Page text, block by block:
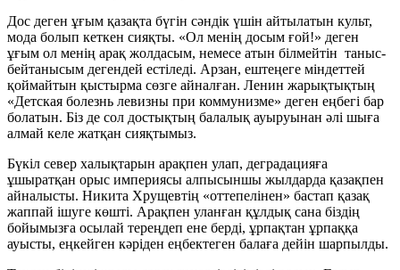
Дос деген ұғым қазақта бүгін сәндік үшін айтылатын культ,
мода болып кеткен сияқты. «Ол менің досым ғой!» деген
ұғым ол менің арақ жолдасым, немесе атын білмейтін таныс-
бейтанысым дегендей естіледі. Арзан, ештеңеге міндеттей
қоймайтын қыстырма сөзге айналған. Ленин жарықтықтың
«Детская болезнь левизны при коммунизме» деген еңбегі бар
болатын. Біз де сол достықтың балалық ауыруынан әлі шыға
алмай келе жатқан сияқтымыз.
Бүкіл север халықтарын арақпен улап, деградацияға
ұшыратқан орыс империясы алпысыншы жылдарда қазақпен
айналысты. Никита Хрущевтің «оттепелінен» бастап қазақ
жаппай ішуге көшті. Арақпен уланған құлдық сана біздің
бойымызға осылай тереңдеп ене берді, ұрпақтан ұрпаққа
ауысты, еңкейген кәріден еңбектеген балаға дейін шарпылды.